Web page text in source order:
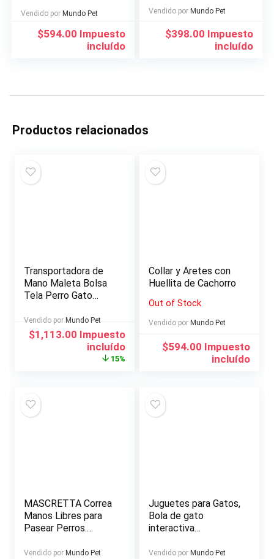
Vendido por Mundo Pet
$594.00 Impuesto
incluído
Perro con 1.2m
Control
Vendido por Mundo Pet
$398.00 Impuesto
incluído
Productos relacionados
Transportadora de
Mano Maleta Bolsa
Tela Perro Gato
Vendido por Mundo Pet
El
$1,113.00El
precio
actual
Impuesto
incluído
15%
Collar y Aretes con
Huellita de Cachorro
Out of Stock
Vendido por Mundo Pet
$594.00 Impuesto
incluído
MASCRETTA Correa
Manos Libres para
Pasear Perros.
Cangurera/Estuche y
Vendido por Mundo Pet
Juguetes para Gatos,
Bola de gato
interactiva
VersiÓN 360 Grados
Vendido por Mundo Pet